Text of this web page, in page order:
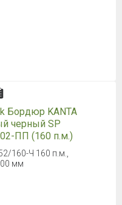
Бордюр KANTA
черный SP
ПП (160 п.м.)
160-Ч 160 п.м.,
мм